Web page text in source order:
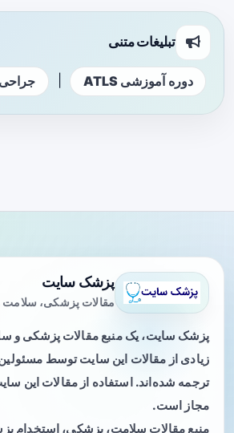
تبلیغات متنی
دوره آموزشی ATLS جراحی
پزشک سایت
مقالات پزشکی،
پزشک سایت، یک منبع مقالات پزشکی
زیادی از مقالات این سایت توسط
ترجمه شده‌اند. استفاده از مقالات این
مجاز است.
منبع مقالات سلامت، پزشکی، استخدام